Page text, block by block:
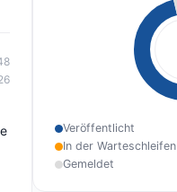
Veröffentlicht
In der Warteschleifen
Gemeldet